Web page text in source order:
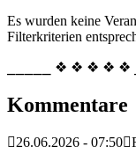
Es wurden keine
Filterkriterien
⎯⎯⎯⎯⎯ ❖ ❖ ❖ ❖ ❖
Kommentare
26.06.2026 - 07:50